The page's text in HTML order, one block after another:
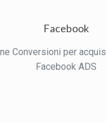
Facebook
Conversioni per
Facebook ADS